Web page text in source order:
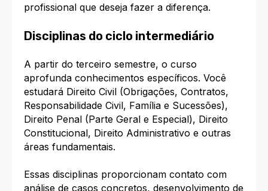
profissional que deseja fazer a diferença.
Disciplinas do ciclo intermediário
A partir do terceiro semestre, o curso
aprofunda conhecimentos específicos. Você
estudará Direito Civil (Obrigações, Contratos,
Responsabilidade Civil, Família e Sucessões),
Direito Penal (Parte Geral e Especial), Direito
Constitucional, Direito Administrativo e outras
áreas fundamentais.​
Essas disciplinas proporcionam contato com
análise de casos concretos, desenvolvimento de